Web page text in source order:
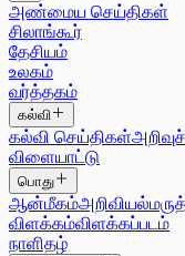
அண்மைய செய்திகள்
சிலாங்கூர்
தேசியம்
உலகம்
வர்த்தகம்
கல்வி
கல்வி செய்திகள்
விளையாட்டு
பொது
ஆன்மீகம்அறிவியல்
விளக்கம்விளக்கப்படம்
நாளிதழ்